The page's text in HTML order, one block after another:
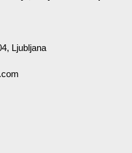
Ljubljana